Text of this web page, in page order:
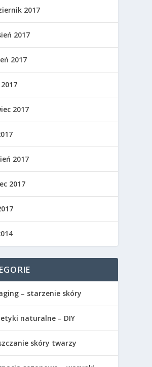
2017
2017
2017
2017
2017
2017
– starzenie skóry
naturalne – DIY
skóry twarzy